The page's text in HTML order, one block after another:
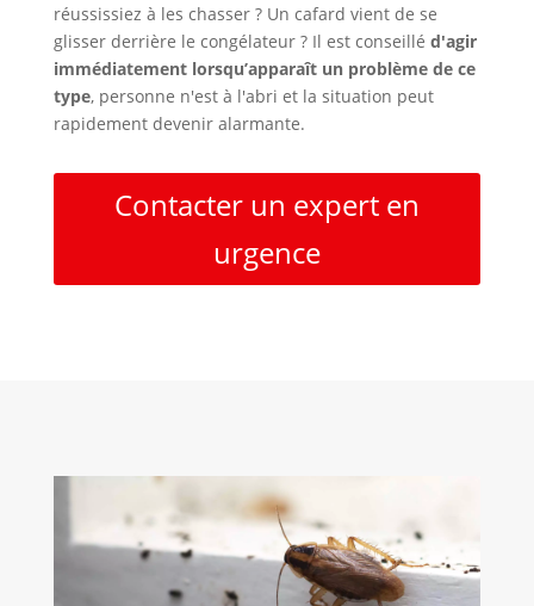
réussissiez à les chasser ? Un cafard vient de se
glisser derrière le congélateur ? Il est conseillé d'agir
immédiatement lorsqu’apparaît un problème de ce
type, personne n'est à l'abri et la situation peut
rapidement devenir alarmante.
Contacter un expert en
urgence